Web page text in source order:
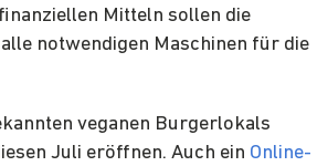
Mitteln sollen die
notwendigen Maschinen für die
veganen Burgerlokals
Juli eröffnen. Auch ein Online-